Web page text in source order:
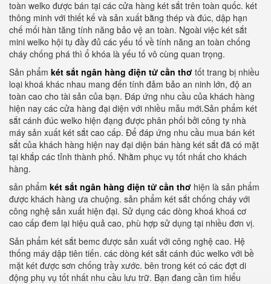
toàn welko được bán tại các cửa hàng két sắt trên toàn quốc. két
thông minh với thiết kế và sản xuất bằng thép và đúc, dập hạn
chế mối hàn tăng tính năng bảo vệ an toàn. Ngoài việc két sắt
mini welko hội tụ đầy đủ các yếu tố về tính năng an toàn chống
cháy chống phá thì ổ khóa là yếu tố vô cùng quan trọng.
Sản phẩm két sắt ngân hàng điện tử cần thơ tốt trang bị nhiều
loại khoá khác nhau mang đến tính đảm bảo an ninh lớn, độ an
toàn cao cho tài sản của bạn. Đáp ứng nhu cầu của khách hàng
hiện nay các cửa hàng đại diện với nhiều mẫu mới.Sản phẩm két
sắt cánh đúc welko hiện đạng được phân phối bởi công ty nhà
máy sản xuất két sắt cao cấp. Để đáp ứng nhu cầu mua bán két
sắt của khách hàng hiện nay đại diện bán hàng két sắt đã có mặt
tại khắp các tỉnh thành phố. Nhằm phục vụ tốt nhất cho khách
hàng.
sản phẩm két sắt ngân hàng điện tử cần thơ hiện là sản phẩm
được khách hàng ưa chuộng. sản phẩm két sắt chống cháy với
công nghệ sản xuất hiện đại. Sử dụng các dòng khoá khoá cơ
cao cấp đem lại hiệu quả cao, phù hợp sử dụng tại nhiều đơn vị.
Sản phẩm két sắt bemc được sản xuất với công nghệ cao. Hệ
thống máy dập tiên tiến. các dòng két sắt cánh đúc welko với bề
mặt két được sơn chống trầy xước. bên trong két có các đợt di
động phụ vụ tốt nhất nhu cầu lưu trữ. Bạn đang cần tìm hiểu